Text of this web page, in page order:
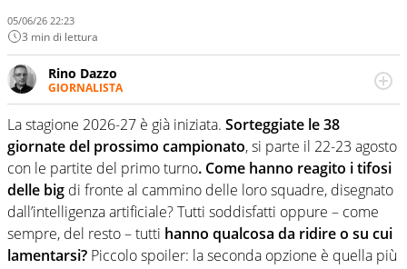
05/06/26 22:23
3 min di lettura
Rino Dazzo
GIORNALISTA
Se mai ci fosse modo di traslare il glossario del calcio in
una nicchia di esperti, lui ne farebbe parte. Non si perde
una svista arbitrale né gli umori social del mondo delle
curve
La stagione 2026-27 è già iniziata. Sorteggiate le 38
giornate del prossimo campionato, si parte il 22-23 agosto
con le partite del primo turno. Come hanno reagito i tifosi
delle big di fronte al cammino delle loro squadre, disegnato
dall’intelligenza artificiale? Tutti soddisfatti oppure – come
sempre, del resto – tutti hanno qualcosa da ridire o su cui
lamentarsi? Piccolo spoiler: la seconda opzione è quella più